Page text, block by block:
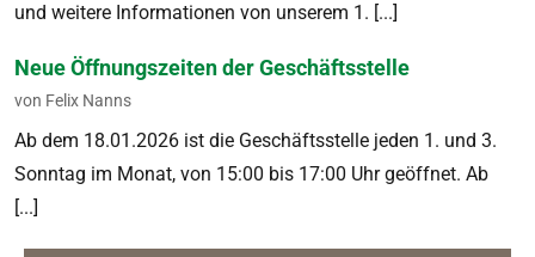
und weit­ere Infor­ma­tio­nen von unserem 1. [...]
Neue Öffnungszeiten der Geschäftsstelle
von Felix Nanns
Ab dem 18.01.2026 ist die Geschäftsstelle jeden 1. und 3.
Son­ntag im Monat, von 15:00 bis 17:00 Uhr geöffnet. Ab
[...]